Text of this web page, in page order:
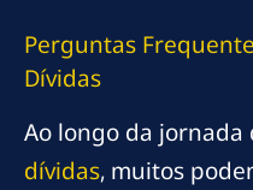
Perguntas
Dívidas
Ao longo da jornada
dívidas, muitos